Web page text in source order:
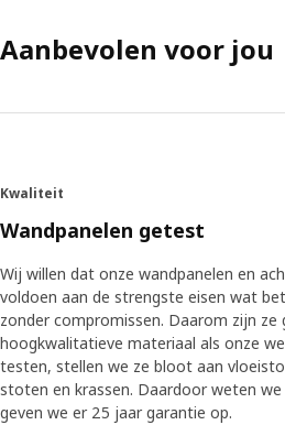
Aanbevolen voor jou
Kwaliteit
Wandpanelen getest
Wij willen dat onze wandpanelen en
voldoen aan de strengste eisen wat
zonder compromissen. Daarom zijn
hoogkwalitatieve materiaal als onze
testen, stellen we ze bloot aan
stoten en krassen. Daardoor weten
geven we er 25 jaar garantie op.